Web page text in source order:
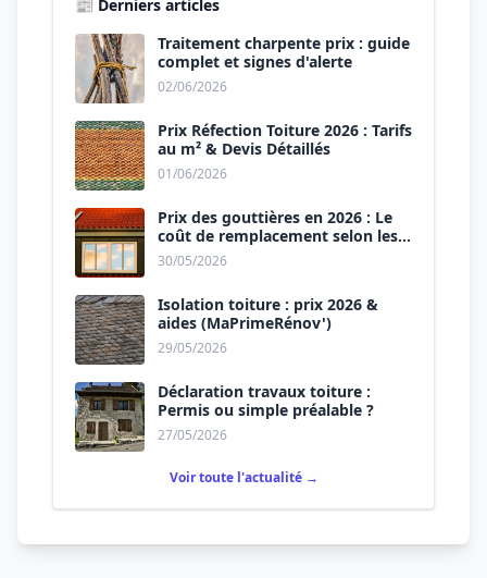
📰 Derniers articles
Traitement charpente prix : guide
complet et signes d'alerte
02/06/2026
Prix Réfection Toiture 2026 : Tarifs
au m² & Devis Détaillés
01/06/2026
Prix des gouttières en 2026 : Le
coût de remplacement selon les
matériaux
30/05/2026
Isolation toiture : prix 2026 &
aides (MaPrimeRénov')
29/05/2026
Déclaration travaux toiture :
Permis ou simple préalable ?
27/05/2026
Voir toute l'actualité →